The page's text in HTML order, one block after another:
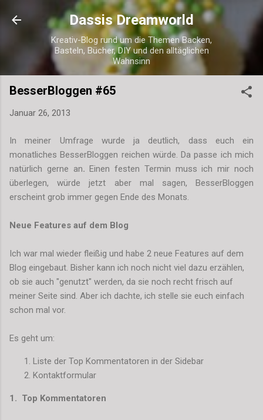
Direkt zum Hauptbereich
Dassis Dreamworld
Kreativ-Blog rund um die Themen Backen,
Basteln, Bücher, DIY und den alltäglichen
Wahnsinn
BesserBloggen #65
Januar 26, 2013
In meiner Umfrage wurde ja deutlich, dass euch ein
monatliches BesserBloggen reichen würde. Da passe ich mich
natürlich gerne an. Einen festen Termin muss ich mir noch
überlegen, würde jetzt aber mal sagen, BesserBloggen
erscheint grob immer gegen Ende des Monats.
Neue Features auf dem Blog
Ich war mal wieder fleißig und habe 2 neue Features auf dem
Blog eingebaut. Bisher kann ich noch nicht viel dazu erzählen,
ob sie auch "genutzt" werden, da sie noch recht frisch auf
meiner Seite sind. Aber ich dachte, ich stelle sie euch einfach
schon mal vor.
Es geht um:
Liste der Top Kommentatoren in der Sidebar
Kontaktformular
1. Top Kommentatoren